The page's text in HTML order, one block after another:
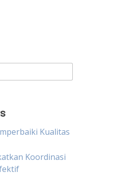
Kualitas
Koordinasi